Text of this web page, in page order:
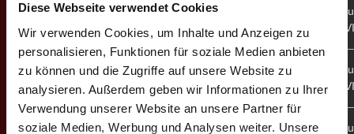
Diese Webseite verwendet Cookies
Wir verwenden Cookies, um Inhalte und Anzeigen zu
personalisieren, Funktionen für soziale Medien anbieten
zu können und die Zugriffe auf unsere Website zu
analysieren. Außerdem geben wir Informationen zu Ihrer
Verwendung unserer Website an unsere Partner für
soziale Medien, Werbung und Analysen weiter. Unsere
Mayence
Niederrhein
7
Emm/Rie
8 - 8
Mayence
Mayence